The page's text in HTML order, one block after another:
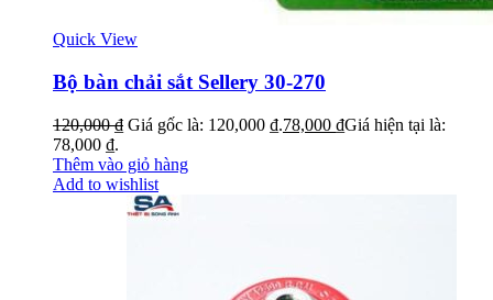
Quick View
Bộ bàn chải sắt Sellery 30-270
120,000₫ Giá gốc là: 120,000 ₫.78,000 ₫Giá hiện tại là:
78,000 ₫.
Thêm vào giỏ hàng
Add to wishlist